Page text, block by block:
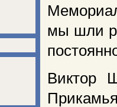
мы шли
Виктор